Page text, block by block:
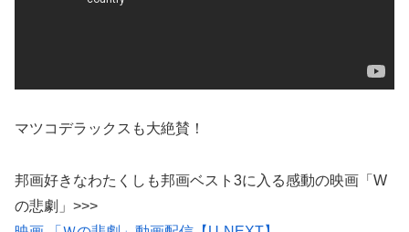
マツコデラックスも大絶賛！
邦画好きなわたくしも邦画ベスト3に入る感動の映画「W
の悲劇」>>>